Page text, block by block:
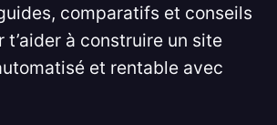
comparatifs et conseils
t’aider à construire un site
et rentable avec